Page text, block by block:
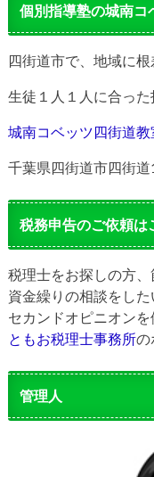
個別指導塾の城南コ
四街道市で、地域に根
生徒１人１人に合った
城南コベッツ四街道教
千葉県四街道市四街道
税務申告のご依頼は
税理士をお探しの方、
資金繰りの相談をした
セカンドオピニオンを
ともお税理士事務所の
管理人